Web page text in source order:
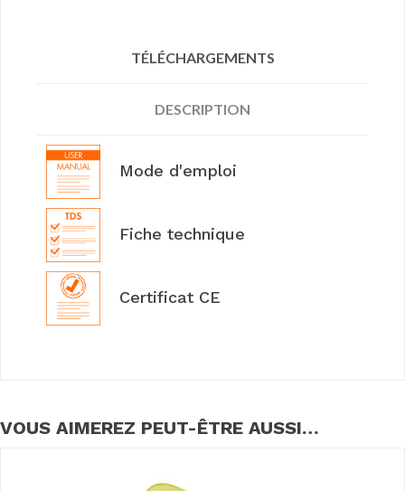
TÉLÉCHARGEMENTS
DESCRIPTION
Mode d'emploi
Fiche technique
Certificat CE
VOUS AIMEREZ PEUT-ÊTRE AUSSI…